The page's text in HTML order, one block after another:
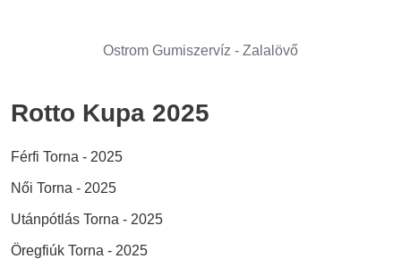
Ostrom Gumiszervíz - Zalalövő
Rotto Kupa 2025
Férfi Torna - 2025
Női Torna - 2025
Utánpótlás Torna - 2025
Öregfiúk Torna - 2025